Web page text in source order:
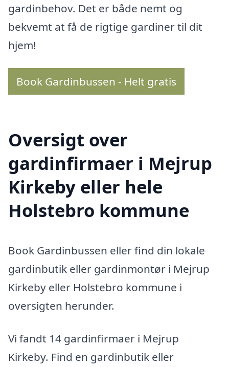
gardinbehov. Det er både nemt og
bekvemt at få de rigtige gardiner til dit
hjem!
Book Gardinbussen - Helt gratis
Oversigt over
gardinfirmaer i Mejrup
Kirkeby eller hele
Holstebro kommune
Book Gardinbussen eller find din lokale
gardinbutik eller gardinmontør i Mejrup
Kirkeby eller Holstebro kommune i
oversigten herunder.
Vi fandt 14 gardinfirmaer i Mejrup
Kirkeby. Find en gardinbutik eller